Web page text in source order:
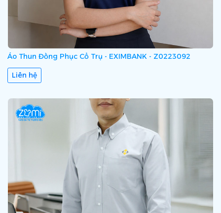
Áo Thun Đồng Phục Cổ Trụ - EXIMBANK - Z0223092
Liên hệ